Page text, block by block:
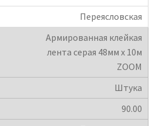
Переясловская
Армированная клейкая
лента серая 48мм х 10м
ZOOM
Штука
90.00